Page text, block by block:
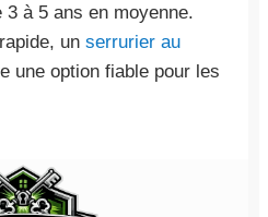
à 5 ans en moyenne.
un serrurier au
une option fiable pour les